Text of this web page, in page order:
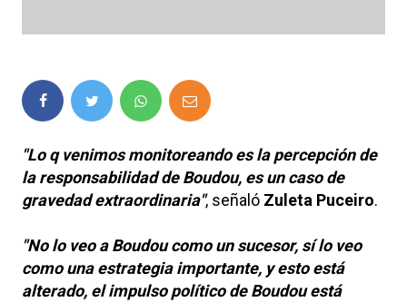
"Lo q venimos monitoreando es la percepción de
la responsabilidad de Boudou, es un caso de
gravedad extraordinaria", señaló Zuleta Puceiro.
"No lo veo a Boudou como un sucesor, sí lo veo
como una estrategia importante, y esto está
alterado, el impulso político de Boudou está